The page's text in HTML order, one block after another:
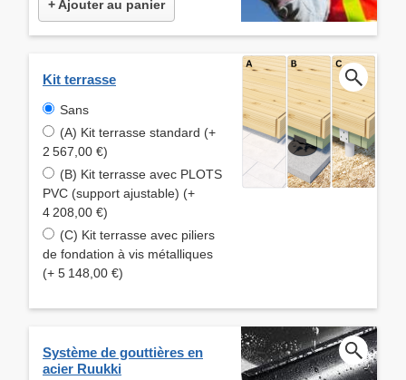
+ Ajouter au panier
Kit terrasse
Sans
(A) Kit terrasse standard (+
2 567,00 €)
(B) Kit terrasse avec PLOTS
PVC (support ajustable) (+
4 208,00 €)
(C) Kit terrasse avec piliers
de fondation à vis métalliques
(+ 5 148,00 €)
Système de gouttières en
acier Ruukki